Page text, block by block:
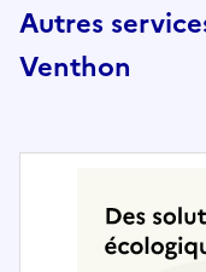
Autres
Venthon